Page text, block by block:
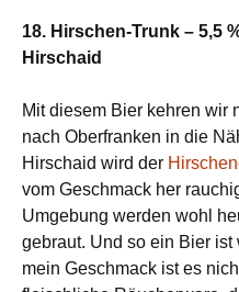
18. Hirschen-Trunk – 5,5
Hirschaid
Mit diesem Bier kehren wir
nach Oberfranken in die
Hirschaid wird der
vom Geschmack her
Umgebung werden wohl
gebraut. Und so ein Bier
mein Geschmack ist es